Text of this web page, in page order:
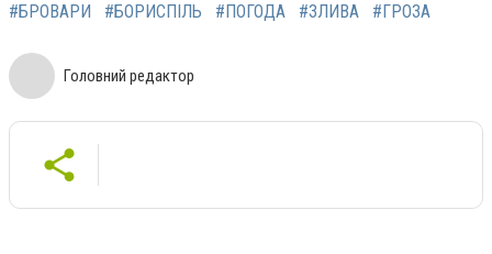
#БРОВАРИ #БОРИСПІЛЬ #ПОГОДА #ЗЛИВА #ГРОЗА
Головний редактор